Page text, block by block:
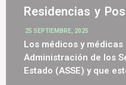
Residencias y
25 SEPTIEMBRE, 2025
Los médicos y
Administración de los
Estado (ASSE) y que